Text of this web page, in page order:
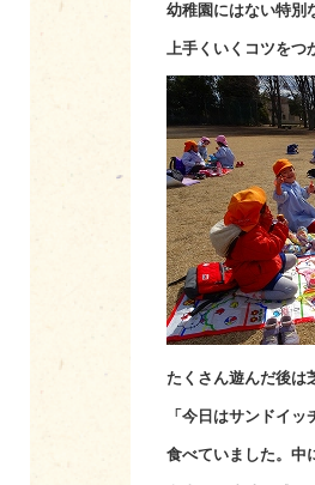
幼稚園にはない特別
上手くいくコツをつ
たくさん遊んだ後は
「今日はサンドイ
食べていました。中